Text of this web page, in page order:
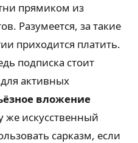
прямиком из
Разумеется, за такие
приходится платить.
подписка стоит
активных
вложение
же искусственный
сарказм, если